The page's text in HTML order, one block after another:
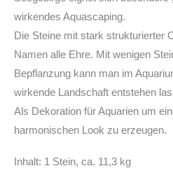
wirkendes Aquascaping.
Die Steine mit stark strukturierter
Namen alle Ehre. Mit wenigen
Bepflanzung kann man im
wirkende Landschaft entstehen
Als Dekoration für Aquarien um
harmonischen Look zu erzeugen.
Inhalt: 1 Stein, ca. 11,3 kg